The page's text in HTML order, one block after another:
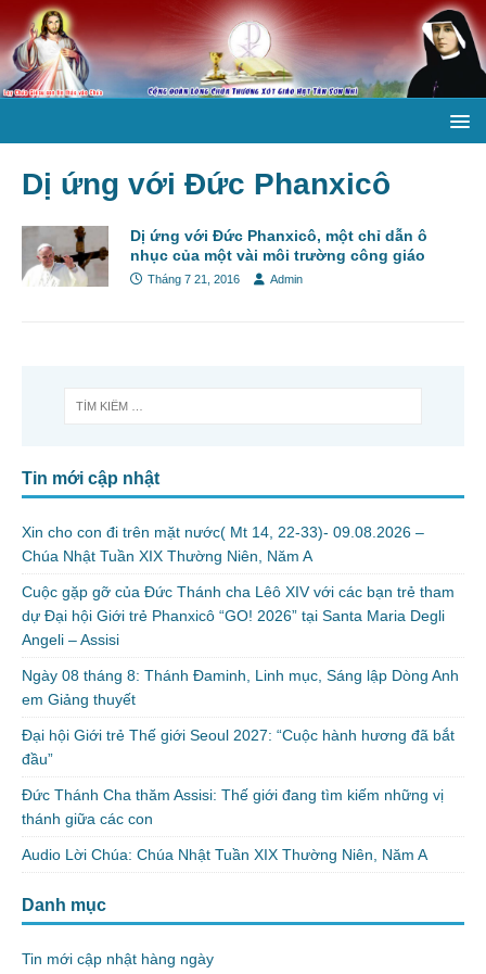
Dị ứng với Đức Phanxicô
Dị ứng với Đức Phanxicô, một chỉ dẫn ô
nhục của một vài môi trường công giáo
Tháng 7 21, 2016 Admin
Tin mới cập nhật
Xin cho con đi trên mặt nước( Mt 14, 22-33)- 09.08.2026 –
Chúa Nhật Tuần XIX Thường Niên, Năm A
Cuộc gặp gỡ của Đức Thánh cha Lêô XIV với các bạn trẻ tham
dự Đại hội Giới trẻ Phanxicô “GO! 2026” tại Santa Maria Degli
Angeli – Assisi
Ngày 08 tháng 8: Thánh Đaminh, Linh mục, Sáng lập Dòng Anh
em Giảng thuyết
Đại hội Giới trẻ Thế giới Seoul 2027: “Cuộc hành hương đã bắt
đầu”
Đức Thánh Cha thăm Assisi: Thế giới đang tìm kiếm những vị
thánh giữa các con
Audio Lời Chúa: Chúa Nhật Tuần XIX Thường Niên, Năm A
Danh mục
Tin mới cập nhật hàng ngày